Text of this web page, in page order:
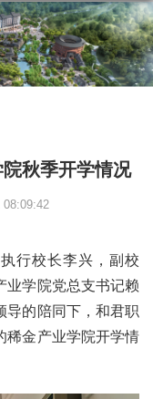
秋季开学情况
08:09:42
行校长李兴，副校
业学院党总支书记赖
导的陪同下，和君职
稀金产业学院开学情